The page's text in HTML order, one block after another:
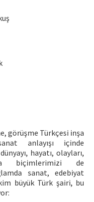
görüşme Türkçesi inşa
anlayışı içinde
hayatı, olayları,
biçimlerimizi de
sanat, edebiyat
büyük Türk şairi, bu